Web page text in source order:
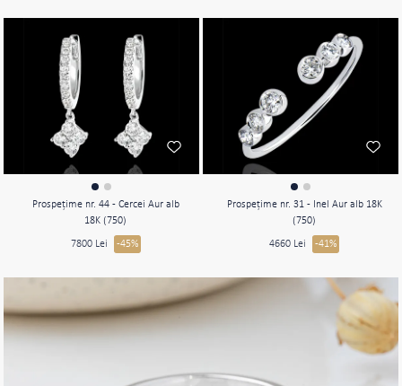
Prospeţime nr. 44 - Cercei Aur alb
18K (750)
7800 Lei -45%
Prospeţime nr. 31 - Inel Aur alb 18K
(750)
4660 Lei -41%